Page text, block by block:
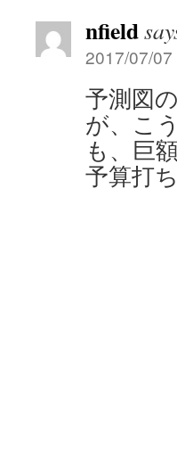
nfield
2017/07/
予測図
が、こ
も、巨
予算打